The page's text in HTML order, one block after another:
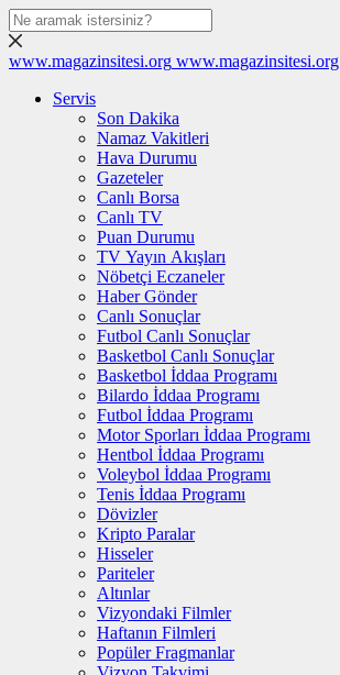
www.magazinsitesi.org www.magazinsitesi.org
Servis
Son Dakika
Namaz Vakitleri
Hava Durumu
Gazeteler
Canlı Borsa
Canlı TV
Puan Durumu
TV Yayın Akışları
Nöbetçi Eczaneler
Haber Gönder
Canlı Sonuçlar
Futbol Canlı Sonuçlar
Basketbol Canlı Sonuçlar
Basketbol İddaa Programı
Bilardo İddaa Programı
Futbol İddaa Programı
Motor Sporları İddaa Programı
Hentbol İddaa Programı
Voleybol İddaa Programı
Tenis İddaa Programı
Dövizler
Kripto Paralar
Hisseler
Pariteler
Altınlar
Vizyondaki Filmler
Haftanın Filmleri
Popüler Fragmanlar